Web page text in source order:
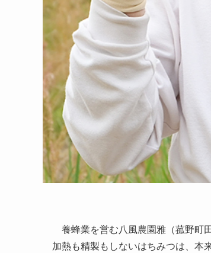
養蜂業を営む八風農園雅（菰野町
加熱も精製もしないはちみつは、本